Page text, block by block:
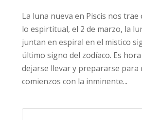
La luna nueva en Piscis nos trae
lo espirtitual, el 2 de marzo, la
juntan en espiral en el mistico
último signo del zodíaco. Es
dejarse llevar y prepararse para
comienzos con la inminente...